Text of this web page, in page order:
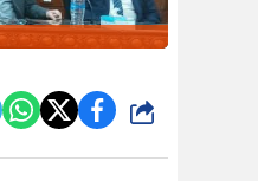
شارك